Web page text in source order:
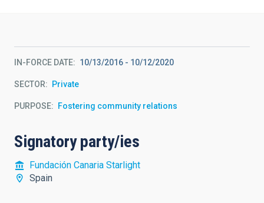
IN-FORCE DATE 10/13/2016 - 10/12/2020
SECTOR Private
PURPOSE Fostering community relations
Signatory party/ies
Fundación Canaria Starlight
Spain